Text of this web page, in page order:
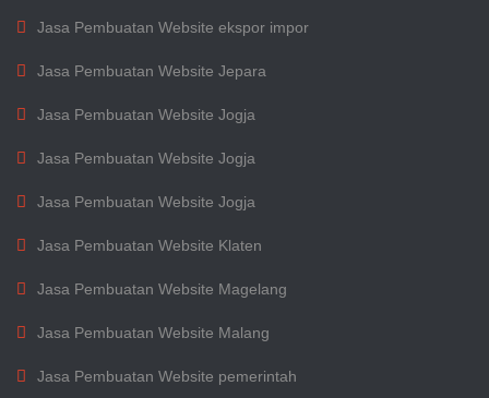
Jasa Pembuatan Website ekspor impor
Jasa Pembuatan Website Jepara
Jasa Pembuatan Website Jogja
Jasa Pembuatan Website Jogja
Jasa Pembuatan Website Jogja
Jasa Pembuatan Website Klaten
Jasa Pembuatan Website Magelang
Jasa Pembuatan Website Malang
Jasa Pembuatan Website pemerintah